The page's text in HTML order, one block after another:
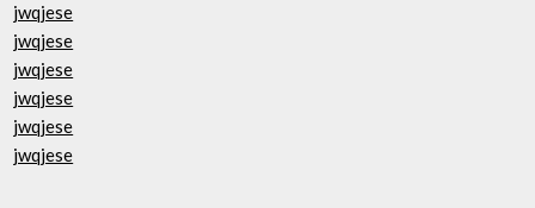
jwqjese
jwqjese
jwqjese
jwqjese
jwqjese
jwqjese